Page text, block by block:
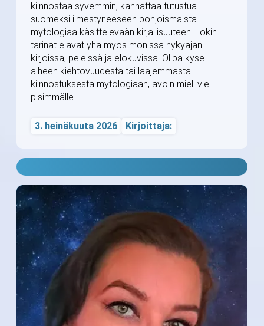
kiinnostaa syvemmin, kannattaa tutustua
suomeksi ilmestyneeseen pohjoismaista
mytologiaa käsittelevään kirjallisuuteen. Lokin
tarinat elävät yhä myös monissa nykyajan
kirjoissa, peleissä ja elokuvissa. Olipa kyse
aiheen kiehtovuudesta tai laajemmasta
kiinnostuksesta mytologiaan, avoin mieli vie
pisimmälle.
3. heinäkuuta 2026 Kirjoittaja: